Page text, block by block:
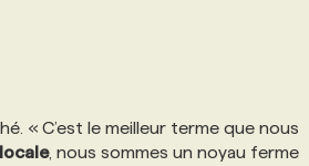
« C’est le meilleur terme que nous
, nous sommes un noyau ferme